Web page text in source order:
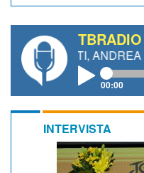
TBRADIO
ANDREA
00:00
INTERVISTA